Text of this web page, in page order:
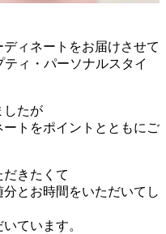
ィネートをお届けさせて
ティ・パーソナルスタイ
したが
トをポイントとともにご
だきたくて
とお時間をいただいてし
ています。